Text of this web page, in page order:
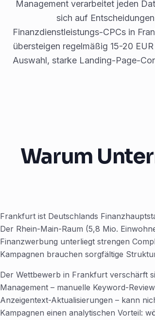
Management verarbeitet jeden
sich auf
Finanzdienstleistungs-CPCs in
übersteigen regelmäßig 15-20
Auswahl, starke Landing-Page-
Warum
Frankfurt ist Deutschlands
Der Rhein-Main-Raum (5,8 Mio.
Finanzwerbung unterliegt strengen
Kampagnen brauchen sorgfältige
Der Wettbewerb in Frankfurt verschärft
Management – manuelle Keyword-
Anzeigentext-Aktualisierungen – kann
Kampagnen einen analytischen Vorteil: